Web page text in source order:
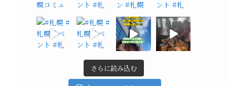
さらに読み込む